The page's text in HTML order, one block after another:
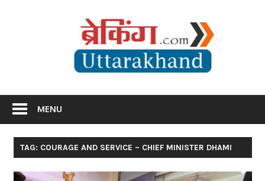
MENU
TAG: COURAGE AND SERVICE – CHIEF MINISTER DHAMI